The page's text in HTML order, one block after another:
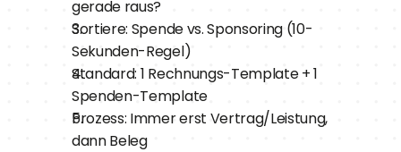
gerade raus?
Sortiere: Spende vs. Sponsoring (10-
Sekunden-Regel)
Standard: 1 Rechnungs-Template + 1
Spenden-Template
Prozess: Immer erst Vertrag/Leistung,
dann Beleg